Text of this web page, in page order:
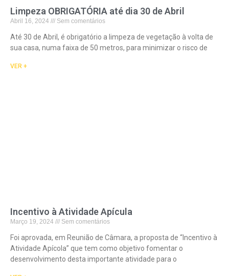
Limpeza OBRIGATÓRIA até dia 30 de Abril
Abril 16, 2024 Sem comentários
Até 30 de Abril, é obrigatório a limpeza de vegetação à volta de
sua casa, numa faixa de 50 metros, para minimizar o risco de
VER +
Incentivo à Atividade Apícula
Março 19, 2024 Sem comentários
Foi aprovada, em Reunião de Câmara, a proposta de “Incentivo à
Atividade Apícola” que tem como objetivo fomentar o
desenvolvimento desta importante atividade para o